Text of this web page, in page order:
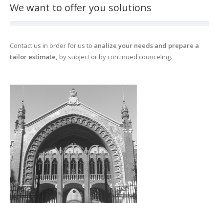
We want to offer you solutions
Contact us in order for us to analize your needs and prepare a
tailor estimate, by subject or by continued counceling.